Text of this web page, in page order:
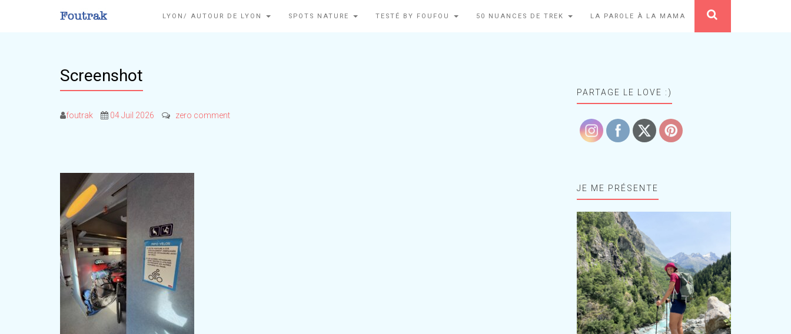
LYON/ AUTOUR DE LYON SPOTS NATURE TESTÉ BY FOUFOU 50 NUANCES DE TREK LA PAROLE À LA MAMA
Screenshot
foutrak 04 Juil 2026 zero comment
PARTAGE LE LOVE :)
JE ME PRÉSENTE